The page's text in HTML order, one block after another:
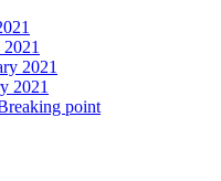
2021
2021
point